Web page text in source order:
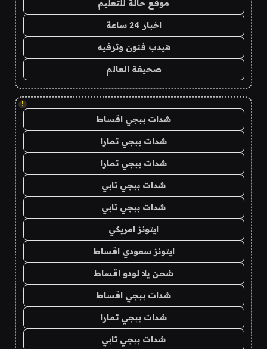
موقع حالة للتعليم
اخبار 24 ساعة
هيدب فنون وترفيه
صحيفة العالم
!
شدات ببجي اقساط
شدات ببجي تمارا
شدات ببجي تمارا
شدات ببجي تابي
شدات ببجي تابي
ايتونز امريكي
ايتونز سعودي اقساط
شحن يلا لودو اقساط
شدات ببجي اقساط
شدات ببجي تمارا
شدات ببجي تابي